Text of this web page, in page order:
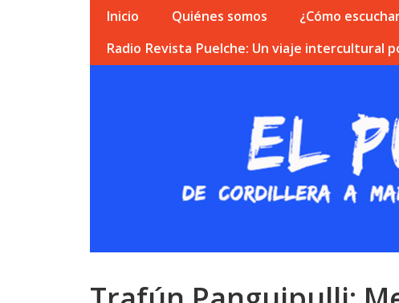
Inicio Quiénes somos ¿Cómo
Radio Revista Puelche: Un viaje intercultural